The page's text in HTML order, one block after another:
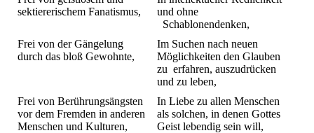
sektiererischem Fanatismus,
und ohne
Schablonendenken,
Frei von der Gängelung
durch das bloß Gewohnte,
Im Suchen nach neuen
Möglichkeiten den Glauben
zu erfahren, auszudrücken
und zu leben,
Frei von Berührungsängsten
vor dem Fremden in anderen
Menschen und Kulturen,
In Liebe zu allen Menschen
als solchen, in denen Gottes
Geist lebendig sein will,